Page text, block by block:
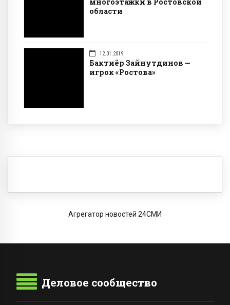
области
12.01.2019
Бактиёр Зайнутдинов —
игрок «Ростова»
Агрегатор новостей 24СМИ
Деловое сообщество